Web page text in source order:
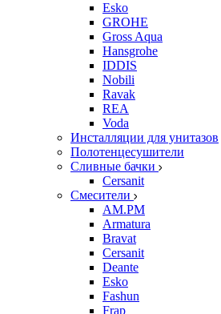
Esko
GROHE
Gross Aqua
Hansgrohe
IDDIS
Nobili
Ravak
REA
Voda
Инсталляции для унитазов
Полотенцесушители
Сливные бачки
Cersanit
Смесители
AM.PM
Armatura
Bravat
Cersanit
Deante
Esko
Fashun
Frap